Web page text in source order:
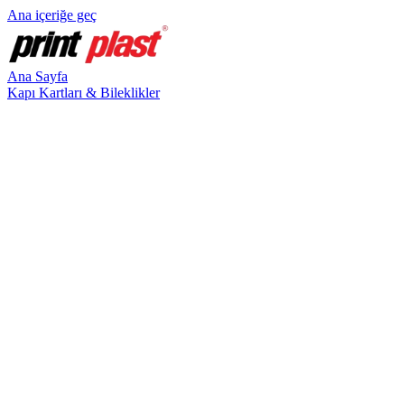
Ana içeriğe geç
Ana Sayfa
Kapı Kartları & Bileklikler